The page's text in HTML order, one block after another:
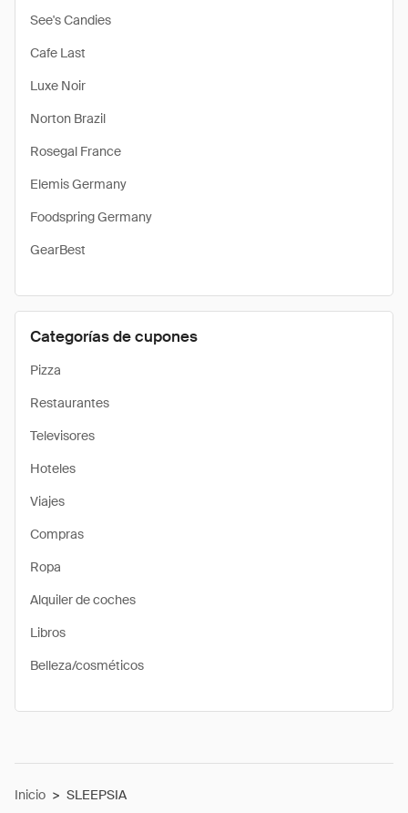
See's Candies
Cafe Last
Luxe Noir
Norton Brazil
Rosegal France
Elemis Germany
Foodspring Germany
GearBest
Categorías de cupones
Pizza
Restaurantes
Televisores
Hoteles
Viajes
Compras
Ropa
Alquiler de coches
Libros
Belleza/cosméticos
Inicio > SLEEPSIA